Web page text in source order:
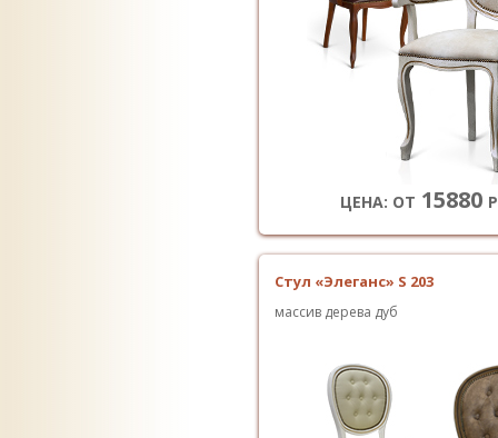
ЦЕНА: ОТ 15880
Стул «Элеганс» S 203
массив дерева дуб